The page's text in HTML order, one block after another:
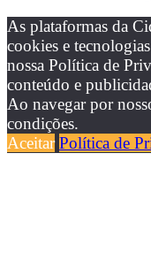
As plataformas da
cookies e
nossa Política de
conteúdo e
Ao navegar por
condições.
Aceitar Política de